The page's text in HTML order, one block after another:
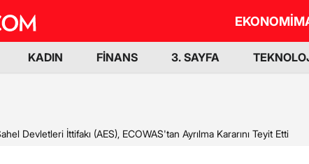
EKONOMİ
KADIN FİNANS 3. SAYFA
Devletleri İttifakı (AES), ECOWAS'tan Ayrılma Kararını Teyit Etti